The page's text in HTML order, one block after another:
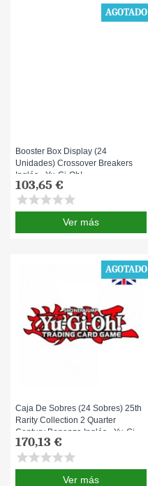
Booster Box Display (24
Unidades) Crossover Breakers
Inglés - Yu-Gi-Oh!
103,65 €
starstarstarstarstar
Ver más
AGOTADO
Caja De Sobres (24 Sobres) 25th
Rarity Collection 2 Quarter
Century Bonanza Inglés - Yu-Gi-
Oh!
170,13 €
starstarstarstarstar
Ver más
AGOTADO